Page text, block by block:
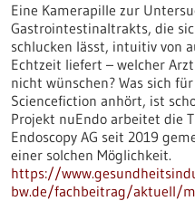
Eine Kamerapille zur
Gastrointestinaltrakts, die
schlucken lässt, intuitiv von
Echtzeit liefert – welcher
nicht wünschen? Was sich
Sciencefiction anhört, ist
Projekt nuEndo arbeitet die
Endoscopy AG seit 2019
einer solchen Möglichkeit.
https://
bw.de/fachbeitrag/aktuell/